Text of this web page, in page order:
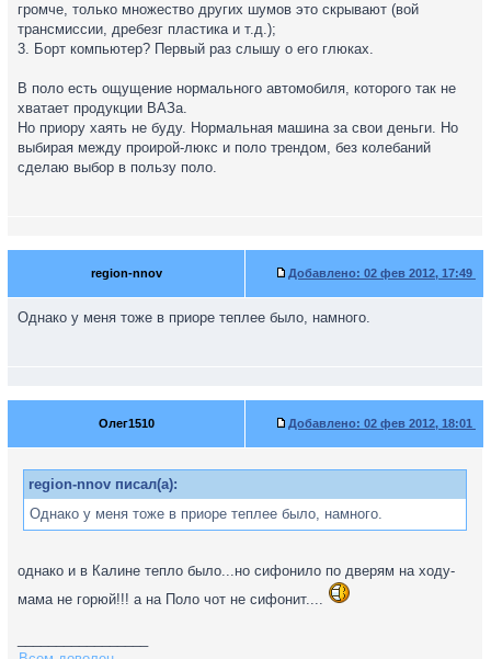
громче, только множество других шумов это скрывают (вой
трансмиссии, дребезг пластика и т.д.);
3. Борт компьютер? Первый раз слышу о его глюках.
В поло есть ощущение нормального автомобиля, которого так не
хватает продукции ВАЗа.
Но приору хаять не буду. Нормальная машина за свои деньги. Но
выбирая между проирой-люкс и поло трендом, без колебаний
сделаю выбор в пользу поло.
region-nnov Добавлено: 02 фев 2012, 17:49
Однако у меня тоже в приоре теплее было, намного.
Олег1510 Добавлено: 02 фев 2012, 18:01
region-nnov писал(а):
Однако у меня тоже в приоре теплее было, намного.
однако и в Калине тепло было...но сифонило по дверям на ходу-
мама не горюй!!! а на Поло чот не сифонит....